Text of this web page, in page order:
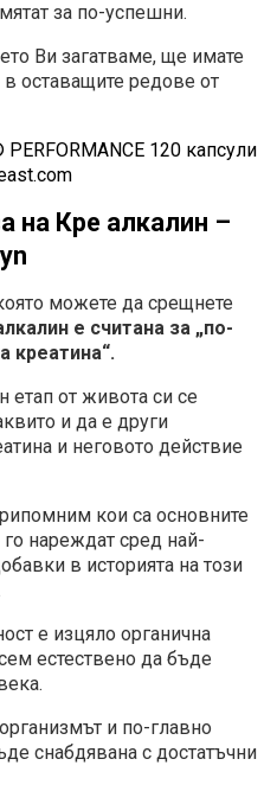
за по-успешни.
Ви загатваме, ще имате
оставащите редове от
на Кре алкалин –
можете да срещнете
е считана за „по-
креатина“.
етап от живота си се
и да е други
и неговото действие
кои са основните
го нареждат сред най-
в историята на този
е изцяло органична
естествено да бъде
и по-главно
снабдявана с достатъчни